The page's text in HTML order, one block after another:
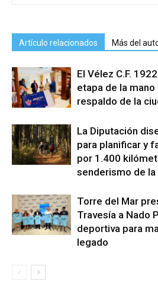
Artículo relacionados Más del
El Vélez C.F.
etapa de la
respaldo de la
La Diputación
para planificar y
por 1.400
senderismo de la
Torre del Mar
Travesía a Nado
deportiva para
legado